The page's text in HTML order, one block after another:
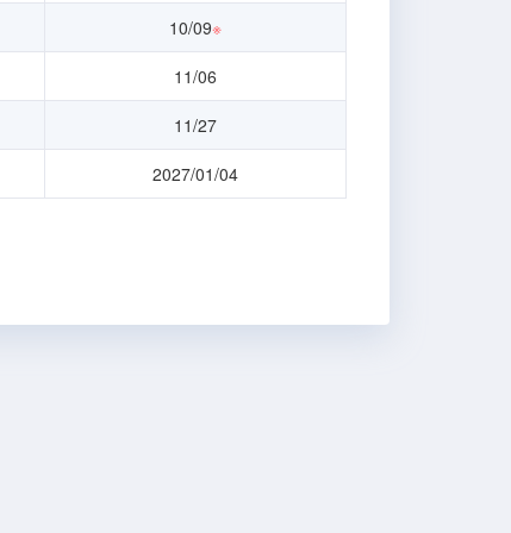
10/09※
11/06
11/27
2027/01/04